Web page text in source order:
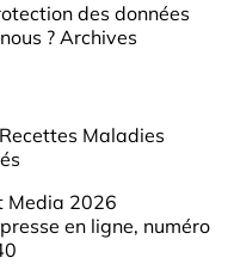
des données
? Archives
Recettes Maladies
Media 2026
en ligne, numéro